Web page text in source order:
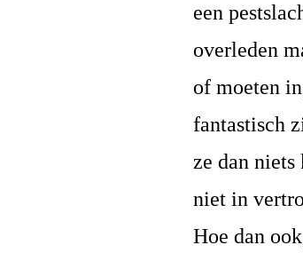
een
overleden
of moeten
fantastisch
ze dan niets
niet in
Hoe dan